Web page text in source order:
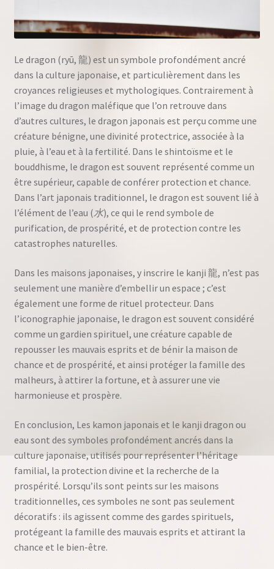
Le dragon (ryū, 龍) est un symbole profondément ancré
dans la culture japonaise, et particulièrement dans les
croyances religieuses et mythologiques. Contrairement à
l’image du dragon maléfique que l’on retrouve dans
d’autres cultures, le dragon japonais est perçu comme une
créature bénigne, une divinité protectrice, associée à la
pluie, à l’eau et à la fertilité. Dans le shintoïsme et le
bouddhisme, le dragon est souvent représenté comme un
être supérieur, capable de conférer protection et chance.
Dans l’art japonais traditionnel, le dragon est souvent lié à
l’élément de l’eau (水), ce qui le rend symbole de
purification, de prospérité, et de protection contre les
catastrophes naturelles.
Dans les maisons japonaises, y inscrire le kanji 龍, n’est pas
seulement une manière d’embellir un espace ; c’est
également une forme de rituel protecteur. Dans
l’iconographie japonaise, le dragon est souvent considéré
comme un gardien spirituel, une créature capable de
repousser les mauvais esprits et de bénir la maison de
chance et de prospérité, et ainsi protéger la famille des
malheurs, à attirer la fortune, et à assurer une vie
harmonieuse et prospère.
En conclusion, Les kamon japonais et le kanji dragon ou
eau sont des symboles profondément ancrés dans la
culture japonaise, utilisés pour représenter l’héritage
familial, la protection divine et la recherche de la
prospérité. Lorsqu’ils sont peints sur les maisons
traditionnelles, ces symboles ne sont pas seulement
décoratifs : ils agissent comme des gardes spirituels,
protégeant la famille des mauvais esprits et attirant la
chance et le bien-être.